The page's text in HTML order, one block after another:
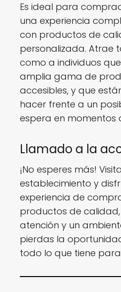
Es ideal para
una experiencia
con productos de
personalizada. Atrae
como a individuos
amplia gama de
accesibles, y que
hacer frente a un
espera en momentos
Llamado a la
¡No esperes más!
establecimiento y
experiencia de
productos de calidad,
atención y un
pierdas la
todo lo que tiene